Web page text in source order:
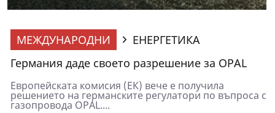
МЕЖДУНАРОДНИ
ЕНЕРГЕТИКА
Германия даде своето разрешение за OPAL
Европейската комисия (ЕК) вече е получила
решението на германските регулатори по въпроса с
газопровода OPAL....